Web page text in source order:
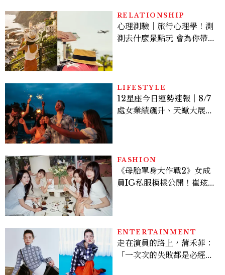
RELATIONSHIP
心理測驗｜旅行心理學！測
測去什麼景點玩 會為你帶來
LIFESTYLE
12星座今日運勢速報｜8/7
處女業績飆升、天蠍大展宏
FASHION
《母胎單身大作戰2》女成
員IG私服模樣公開！崔玹諝
ENTERTAINMENT
走在演員的路上，蒲禾菲：
「一次次的失敗都是必經過